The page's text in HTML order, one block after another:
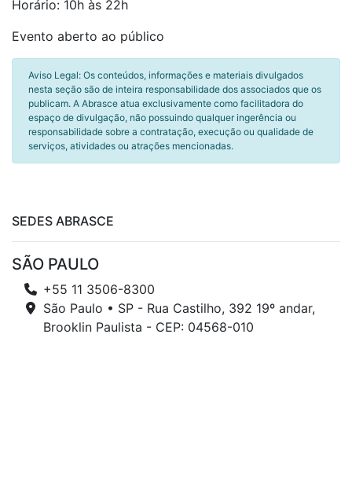
Horário: 10h às 22h
Evento aberto ao público
Aviso Legal: Os conteúdos, informações e materiais divulgados
nesta seção são de inteira responsabilidade dos associados que os
publicam. A Abrasce atua exclusivamente como facilitadora do
espaço de divulgação, não possuindo qualquer ingerência ou
responsabilidade sobre a contratação, execução ou qualidade de
serviços, atividades ou atrações mencionadas.
SEDES ABRASCE
SÃO PAULO
+55 11 3506-8300
São Paulo • SP - Rua Castilho, 392 19º andar,
Brooklin Paulista - CEP: 04568-010